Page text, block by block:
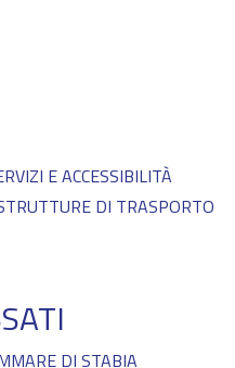
E ACCESSIBILITÀ
DI TRASPORTO
DI STABIA